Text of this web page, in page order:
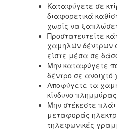
Καταφύγετε σε
διαφορετικά
χωρίς να
Προστατευτείτε
χαμηλών δέντρων
είστε μέσα σε
Μην καταφύγετε
δέντρο σε ανοιχτό
Αποφύγετε τα
κίνδυνο
Μην στέκεστε
μεταφοράς
τηλεφωνικές